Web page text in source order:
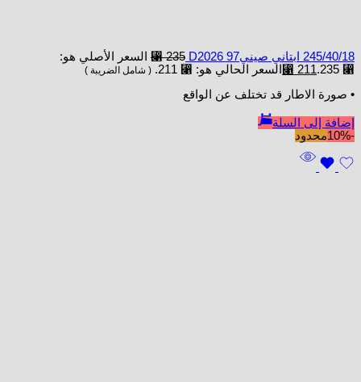
245/40/18 ابتاني صينيD2026 97 ⃁235
السعر الأصلي هو:
⃁ 235.
⃁ 211 السعر الحالي هو: ⃁ 211. ( شامل الضريبة )
• صورة الاطار قد تختلف عن الواقع
إضافة إلى السلة
-10%
محدود